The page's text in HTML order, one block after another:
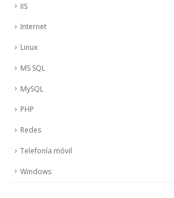
IIS
Internet
Linux
MS SQL
MySQL
PHP
Redes
Telefonía móvil
Windows